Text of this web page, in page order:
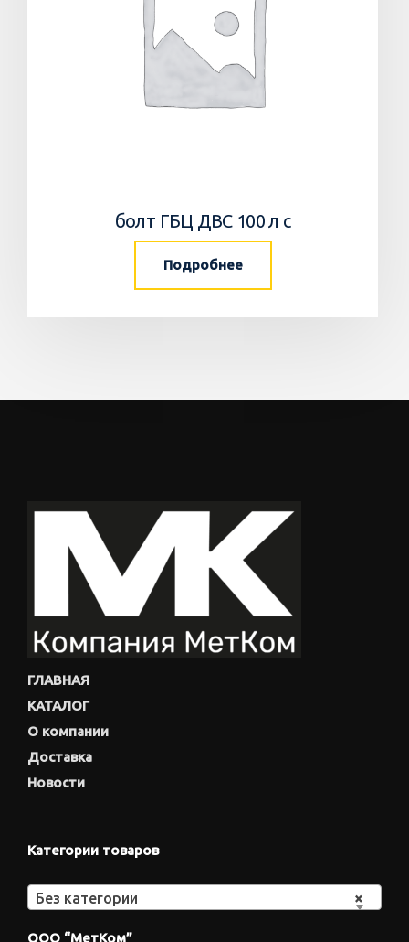
болт ГБЦ ДВС 100 л с
Подробнее
ГЛАВНАЯ
КАТАЛОГ
О компании
Доставка
Новости
Категории товаров
×
Без категории
ООО “МетКом”